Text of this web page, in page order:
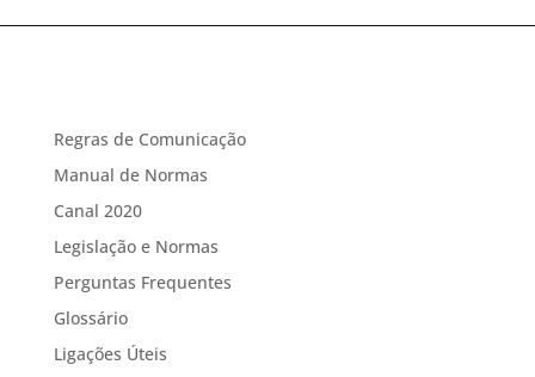
Regras de Comunicação
Manual de Normas
Canal 2020
Legislação e Normas
Perguntas Frequentes
Glossário
Ligações Úteis